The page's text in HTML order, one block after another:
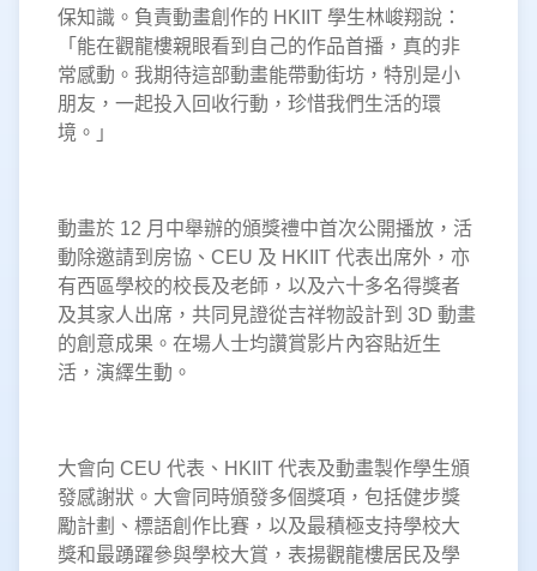
保知識。負責動畫創作的 HKIIT 學生林峻翔說：
「能在觀龍樓親眼看到自己的作品首播，真的非
常感動。我期待這部動畫能帶動街坊，特別是小
朋友，一起投入回收行動，珍惜我們生活的環
境。」
動畫於 12 月中舉辦的頒獎禮中首次公開播放，活
動除邀請到房協、CEU 及 HKIIT 代表出席外，亦
有西區學校的校長及老師，以及六十多名得獎者
及其家人出席，共同見證從吉祥物設計到 3D 動畫
的創意成果。在場人士均讚賞影片內容貼近生
活，演繹生動。
大會向 CEU 代表、HKIIT 代表及動畫製作學生頒
發感謝狀。大會同時頒發多個獎項，包括健步獎
勵計劃、標語創作比賽，以及最積極支持學校大
獎和最踴躍參與學校大賞，表揚觀龍樓居民及學